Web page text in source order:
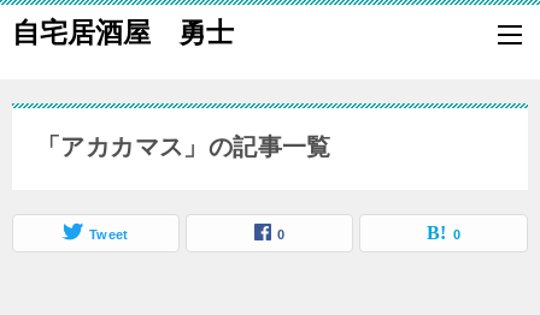
自宅居酒屋 勇士
自宅で居酒屋の「酒の肴」になる料理を楽しく作り、家族や親族に友
「アカカマス」の記事一覧
Tweet 0 0